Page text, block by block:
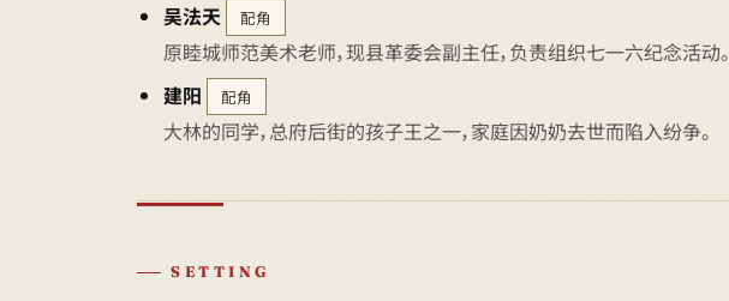
吴法天
配角
原睦城师范美术老师，现县革委会副主任，负责组织七一六纪念活动。
建阳
配角
大林的同学，总府后街的孩子王之一，家庭因奶奶去世而陷入纷争。
SETTING